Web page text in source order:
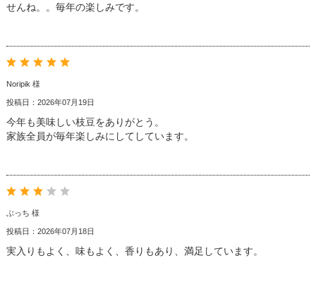
せんね。。毎年の楽しみです。
Noripik 様
投稿日：2026年07月19日
今年も美味しい枝豆をありがとう。
家族全員が毎年楽しみにしてしています。
ぶっち 様
投稿日：2026年07月18日
実入りもよく、味もよく、香りもあり、満足しています。